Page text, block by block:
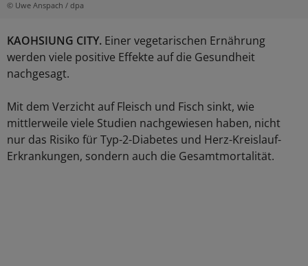
© Uwe Anspach / dpa
KAOHSIUNG CITY. Einer vegetarischen Ernährung
werden viele positive Effekte auf die Gesundheit
nachgesagt.
Mit dem Verzicht auf Fleisch und Fisch sinkt, wie
mittlerweile viele Studien nachgewiesen haben, nicht
nur das Risiko für Typ-2-Diabetes und Herz-Kreislauf-
Erkrankungen, sondern auch die Gesamtmortalität.